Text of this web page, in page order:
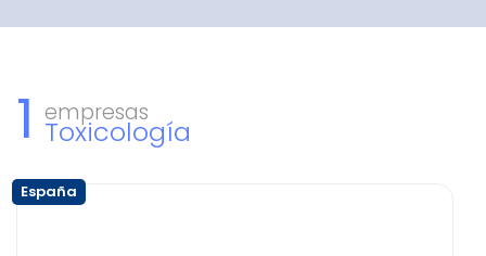
1 empresas
Toxicología
España